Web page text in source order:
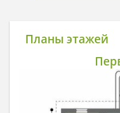
Планы этажей